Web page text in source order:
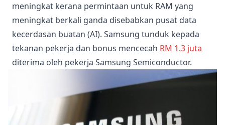
meningkat kerana permintaan untuk RAM yang
meningkat berkali ganda disebabkan pusat data
kecerdasan buatan (AI). Samsung tunduk kepada
tekanan pekerja dan bonus mencecah RM 1.3 juta
diterima oleh pekerja Samsung Semiconductor.